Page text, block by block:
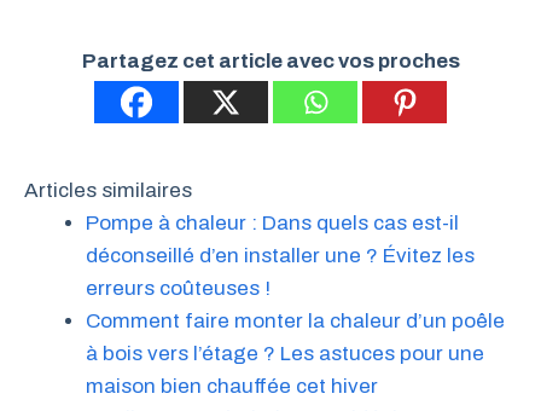
Partagez cet article avec vos proches
Articles similaires
Pompe à chaleur : Dans quels cas est-il
déconseillé d’en installer une ? Évitez les
erreurs coûteuses !
Comment faire monter la chaleur d’un poêle
à bois vers l’étage ? Les astuces pour une
maison bien chauffée cet hiver